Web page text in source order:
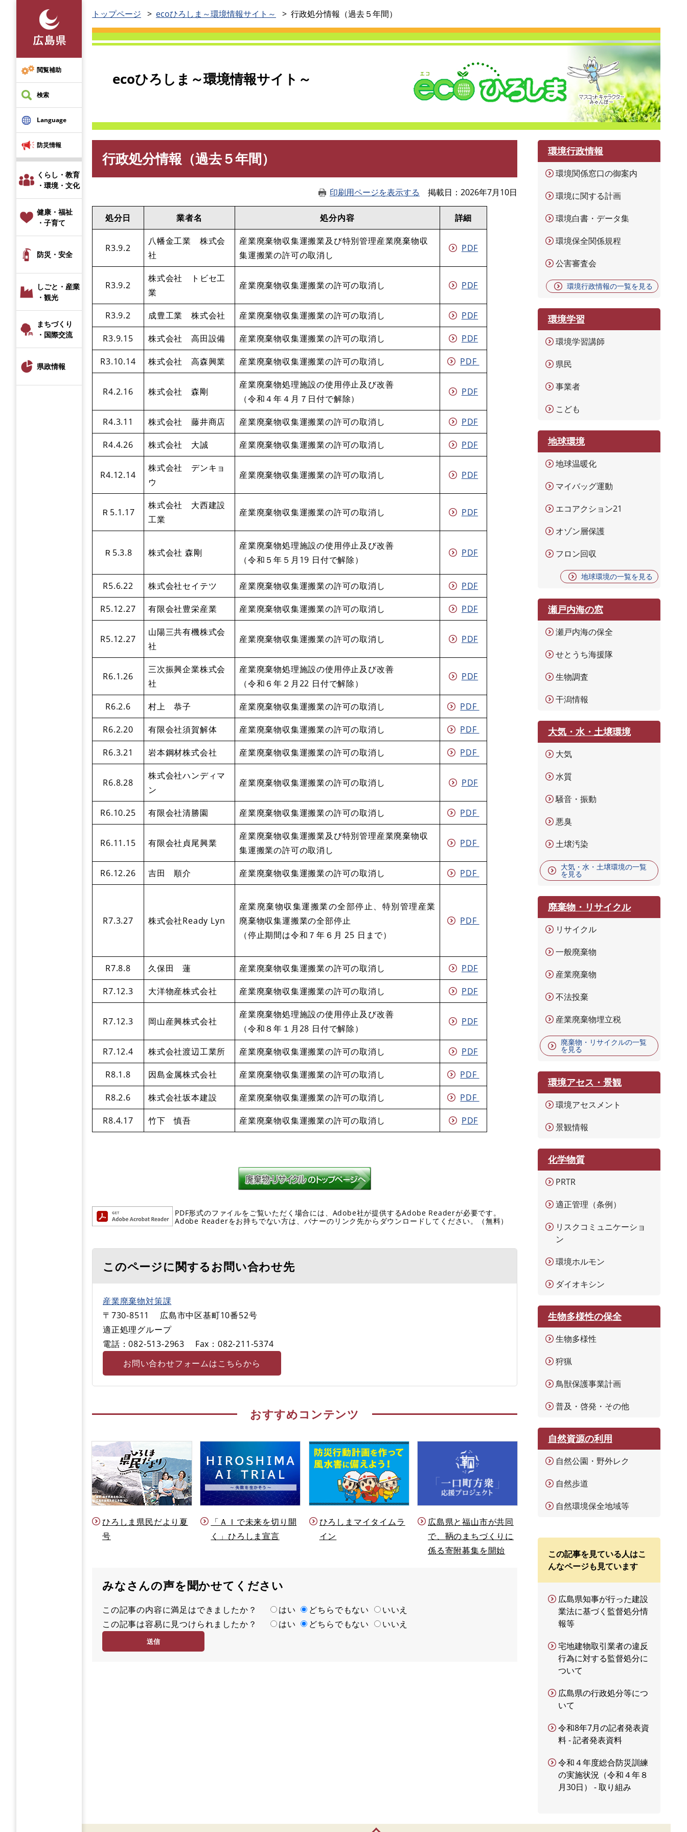
先
頭
で
す
閲覧補助
検索
Language
防災情報
くらし・教育
・環境・文化
健康・福祉
・子育て
防災・安全
しごと・産業
・観光
まちづくり
・国際交流
県政情報
トップページ ecoひろしま～環境情報サイト～ 行政処分情報（過去５年間）
ecoひろしま～環境情報サイト～
行政処分情報（過去５年間）
印刷用ページを表示する 掲載日 2026年7月10日
処分日 業者名 処分内容 詳細
R3.9.2
八幡金工業 株式会
社
産業廃棄物収集運搬業及び特別管理産業廃棄物収
集運搬業の許可の取消し
PDF
R3.9.2
株式会社 トビセ工
業
産業廃棄物収集運搬業の許可の取消し PDF
R3.9.2 成豊工業 株式会社 産業廃棄物収集運搬業の許可の取消し PDF
R3.9.15 株式会社 高田設備 産業廃棄物収集運搬業の許可の取消し PDF
R3.10.14 株式会社 高森興業 産業廃棄物収集運搬業の許可の取消し PDF
R4.2.16 株式会社 森剛
産業廃棄物処理施設の使用停止及び改善
​（令和４年４月７日付で解除）
PDF
R4.3.11 株式会社 藤井商店 産業廃棄物収集運搬業の許可の取消し PDF
R4.4.26 株式会社 大誠 産業廃棄物収集運搬業の許可の取消し PDF
R4.12.14
株式会社 デンキョ
ウ
産業廃棄物収集運搬業の許可の取消し PDF
Ｒ5.1.17
株式会社 大西建設
工業
産業廃棄物収集運搬業の許可の取消し PDF
Ｒ5.3.8 株式会社 森剛
産業廃棄物処理施設の使用停止及び改善
​（令和５年５月19 日付で解除）
PDF
R5.6.22 株式会社セイテツ 産業廃棄物収集運搬業の許可の取消し PDF
R5.12.27 有限会社豊栄産業 産業廃棄物収集運搬業の許可の取消し PDF
R5.12.27
山陽三共有機株式会
社
産業廃棄物収集運搬業の許可の取消し PDF
R6.1.26
三次振興企業株式会
社
産業廃棄物処理施設の使用停止及び改善
​（令和６年２月22 日付で解除）
PDF
R6.2.6 村上 恭子 産業廃棄物収集運搬業の許可の取消し PDF
R6.2.20 有限会社須賀解体 産業廃棄物収集運搬業の許可の取消し PDF
R6.3.21 岩本鋼材株式会社 産業廃棄物収集運搬業の許可の取消し PDF
R6.8.28
株式会社ハンディマ
ン
産業廃棄物収集運搬業の許可の取消し PDF
R6.10.25 有限会社清勝園 産業廃棄物収集運搬業の許可の取消し PDF
R6.11.15 有限会社貞尾興業
産業廃棄物収集運搬業及び特別管理産業廃棄物収
集運搬業の許可の取消し
PDF
R6.12.26 吉田 順介 産業廃棄物収集運搬業の許可の取消し PDF
R7.3.27 株式会社Ready Lyn
産業廃棄物収集運搬業の全部停止、特別管理産業
廃棄物収集運搬業の全部停止
（停止期間は令和７年６月 25 日まで）
PDF
R7.8.8 久保田 蓮 産業廃棄物収集運搬業の許可の取消し PDF
R7.12.3 大洋物産株式会社 産業廃棄物収集運搬業の許可の取消し PDF
R7.12.3 岡山産興株式会社
産業廃棄物処理施設の使用停止及び改善
（令和８年１月28 日付で解除）
PDF
R7.12.4 株式会社渡辺工業所 産業廃棄物収集運搬業の許可の取消し PDF
R8.1.8 因島金属株式会社 産業廃棄物収集運搬業の許可の取消し PDF
R8.2.6 株式会社坂本建設 産業廃棄物収集運搬業の許可の取消し PDF
R8.4.17 竹下 慎吾 産業廃棄物収集運搬業の許可の取消し PDF
PDF形式のファイルをご覧いただく場合には、Adobe社が提供するAdobe Readerが必要です。
Adobe Readerをお持ちでない方は、バナーのリンク先からダウンロードしてください。（無料）
このページに関するお問い合わせ先
産業廃棄物対策課
〒730-8511
広島市中区基町10番52号
適正処理グループ
電話：082-513-2963
Fax：082-211‐5374
お問い合わせフォームはこちらから
おすすめコンテンツ
ひろしま県民だより夏
号
「ＡＩで未来を切り開
く」ひろしま宣言
ひろしまマイタイムラ
イン
広島県と福山市が共同
で、鞆のまちづくりに
係る寄附募集を開始
みなさんの声を聞かせてください
満
足
この記事の内容に満足はできましたか？ はい どちらでもない
いいえ
容
度
この記事は容易に見つけられましたか？ はい どちらでもない いいえ
環境行政情報
環境関係窓口の御案内
環境に関する計画
環境白書・データ集
環境保全関係規程
公害審査会
環境行政情報の一覧を見る
環境学習
環境学習講師
県民
事業者
こども
地球環境
地球温暖化
マイバッグ運動
エコアクション21
オゾン層保護
フロン回収
地球環境の一覧を見る
瀬戸内海の窓
瀬戸内海の保全
せとうち海援隊
生物調査
干潟情報
大気・水・土壌環境
大気
水質
騒音・振動
悪臭
土壌汚染
大気・水・土壌環境の一覧
を見る
廃棄物・リサイクル
リサイクル
一般廃棄物
産業廃棄物
不法投棄
産業廃棄物埋立税
廃棄物・リサイクルの一覧
を見る
環境アセス・景観
環境アセスメント
景観情報
化学物質
PRTR
適正管理（条例）
リスクコミュニケーショ
ン
環境ホルモン
ダイオキシン
生物多様性の保全
生物多様性
狩猟
鳥獣保護事業計画
普及・啓発・その他
自然資源の利用
自然公園・野外レク
自然歩道
自然環境保全地域等
この記事を見ている人はこ
んなページも見ています
広島県知事が行った建設
業法に基づく監督処分情
報等
宅地建物取引業者の違反
行為に対する監督処分に
ついて
広島県の行政処分等につ
いて
令和8年7月の記者発表資
料 - 記者発表資料
令和４年度総合防災訓練
の実施状況（令和４年８
月30日） - 取り組み